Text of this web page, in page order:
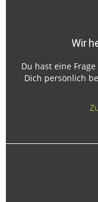
Wir
Du hast eine
Dich persönlich